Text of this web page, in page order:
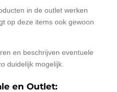
in de outlet werken
op deze items ook gewoon
en beschrijven eventuele
duidelijk mogelijk.
en Outlet: